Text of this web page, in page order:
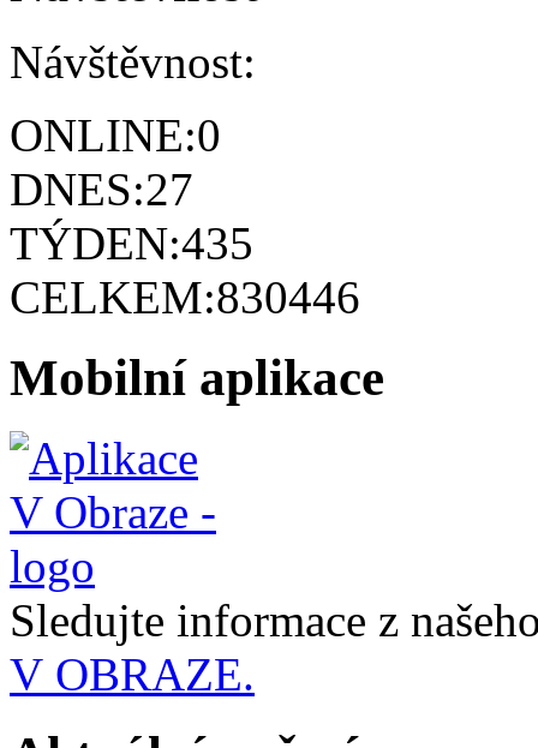
Návštěvnost:
ONLINE:0
DNES:27
TÝDEN:435
CELKEM:830446
Mobilní aplikace
Sledujte informace z
V OBRAZE.